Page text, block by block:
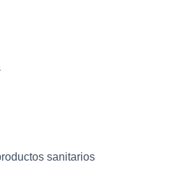
sanitarios